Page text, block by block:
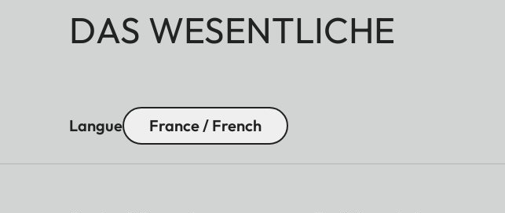
DAS WESENTLICHE
Langue France / French